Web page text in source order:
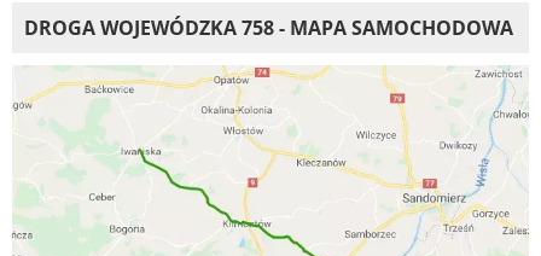
DROGA WOJEWÓDZKA 758 - MAPA SAMOCHODOWA